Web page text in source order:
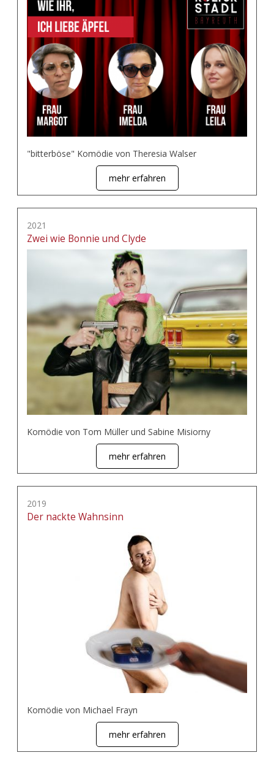
"bitterböse" Komödie von Theresia Walser
mehr erfahren
2021
Zwei wie Bonnie und Clyde
Komödie von Tom Müller und Sabine Misiorny
mehr erfahren
2019
Der nackte Wahnsinn
Komödie von Michael Frayn
mehr erfahren